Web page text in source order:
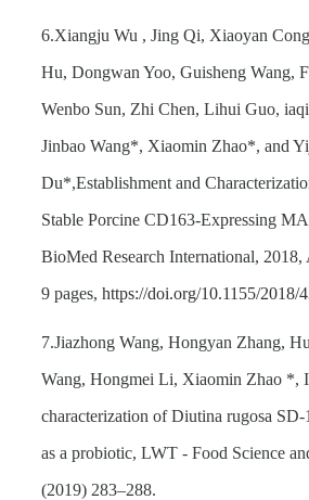
6.Xiangju Wu , Jing Qi, Xiaoyan
Hu, Dongwan Yoo, Guisheng Wang,
Wenbo Sun, Zhi Chen, Lihui Guo,
Jinbao Wang*, Xiaomin Zhao*, and
Du*,Establishment and
Stable Porcine CD163-Expressing
BioMed Research International,
9 pages, https://doi.org/10.1155/2018/
7.Jiazhong Wang, Hongyan Zhang,
Wang, Hongmei Li, Xiaomin Zhao *,
characterization of Diutina rugosa
as a probiotic, LWT - Food Science
(2019) 283–288.